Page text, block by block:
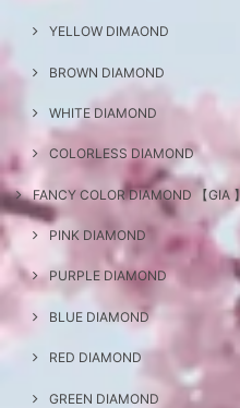
YELLOW DIMAOND
BROWN DIAMOND
WHITE DIAMOND
COLORLESS DIAMOND
FANCY COLOR DIAMOND 【GIA 】
PINK DIAMOND
PURPLE DIAMOND
BLUE DIAMOND
RED DIAMOND
GREEN DIAMOND